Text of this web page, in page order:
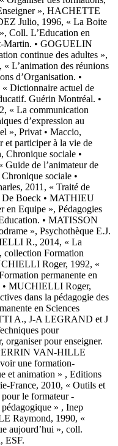
», HACHETTE
Julio, 1996, « La Boite
Coll. L’Education en
Martin. • GOGUELIN
continue des adultes »,
L’animation des réunions
d’Organisation. •
Dictionnaire actuel de
Guérin Montréal. •
« La communication
d’expression au
», Privat • Maccio,
et participer à la vie de
Chronique sociale •
Guide de l’animateur de
sociale •
2011, « Traité de
De Boeck • MATHIEU
en Equipe », Pédagogies
• MATISSON
», Psychothèque E.J.
R., 2014, « La
collection Formation
Roger, 1992, «
permanente en
• MUCHIELLI Roger,
dans la pédagogie des
en Sciences
A., J-A LEGRAND et J
pour
organiser pour enseigner.
VAN-HILLE
une formation-
et animation » , Editions
France, 2010, « Outils et
pour le formateur -
» , Inep
Raymond, 1990, «
aujourd’hui », coll.
ESF.